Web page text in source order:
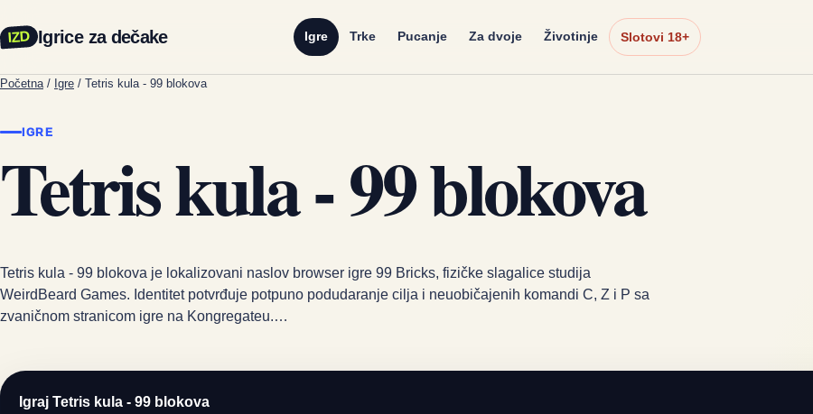
IZD Igrice za dečake Igre Trke Pucanje Za dvoje Životinje Slotovi 18+
Početna / Igre / Tetris kula - 99 blokova
IGRE
Tetris kula - 99 blokova
Tetris kula - 99 blokova je lokalizovani naslov browser igre 99 Bricks, fizičke slagalice studija
WeirdBeard Games. Identitet potvrđuje potpuno podudaranje cilja i neuobičajenih komandi C, Z i P sa
zvaničnom stranicom igre na Kongregateu.…
Igraj Tetris kula - 99 blokova